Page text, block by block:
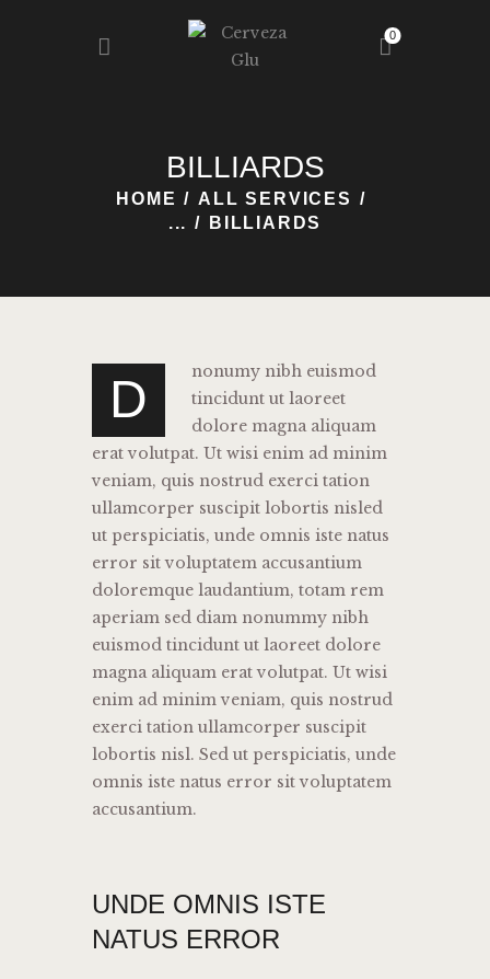
0
BILLIARDS
HOME
ALL SERVICES
...
BILLIARDS
NOSOTROS
NUESTRA GLU
D
nonumy nibh euismod
tincidunt ut laoreet
dolore magna aliquam
erat volutpat. Ut wisi enim ad minim
veniam, quis nostrud exerci tation
ullamcorper suscipit lobortis nisled
ut perspiciatis, unde omnis iste natus
error sit voluptatem accusantium
doloremque laudantium, totam rem
aperiam sed diam nonummy nibh
euismod tincidunt ut laoreet dolore
magna aliquam erat volutpat. Ut wisi
enim ad minim veniam, quis nostrud
exerci tation ullamcorper suscipit
lobortis nisl. Sed ut perspiciatis, unde
omnis iste natus error sit voluptatem
accusantium.
UNDE OMNIS ISTE
NATUS ERROR